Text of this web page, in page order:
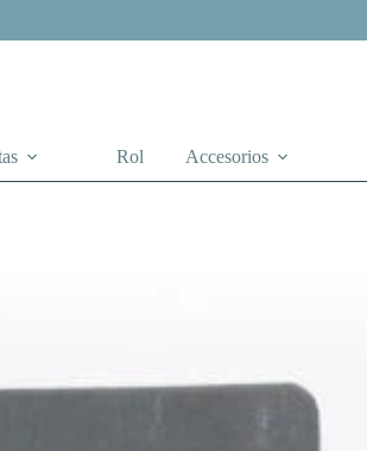
Rol Accesorios